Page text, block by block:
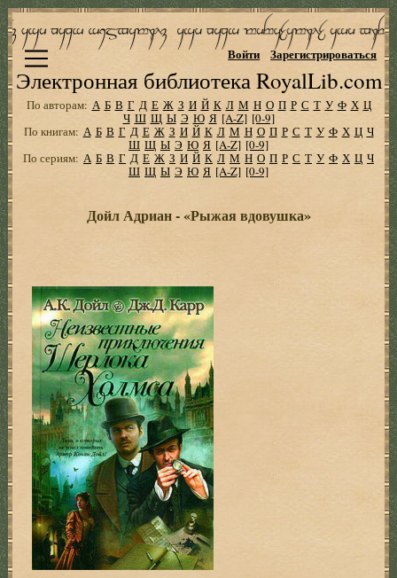
Электронная библиотека RoyalLib.com
Войти Зарегистрироваться
По авторам: А Б В Г Д Е Ж З И Й К Л М Н О П Р С Т У Ф Х Ц
Ч Ш Щ Ы Э Ю Я [A-Z] [0-9]
По книгам: А Б В Г Д Е Ж З И Й К Л М Н О П Р С Т У Ф Х Ц Ч
Ш Щ Ы Э Ю Я [A-Z] [0-9]
По сериям: А Б В Г Д Е Ж З И Й К Л М Н О П Р С Т У Ф Х Ц Ч
Ш Щ Ы Э Ю Я [A-Z] [0-9]
Дойл Адриан - «Рыжая вдовушка»